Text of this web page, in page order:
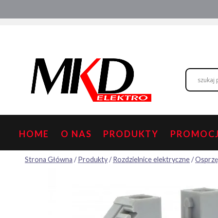
do
HOME O NAS PRODUKTY
Strona Główna / Produkty/ Rozdzielnice elektryczne/